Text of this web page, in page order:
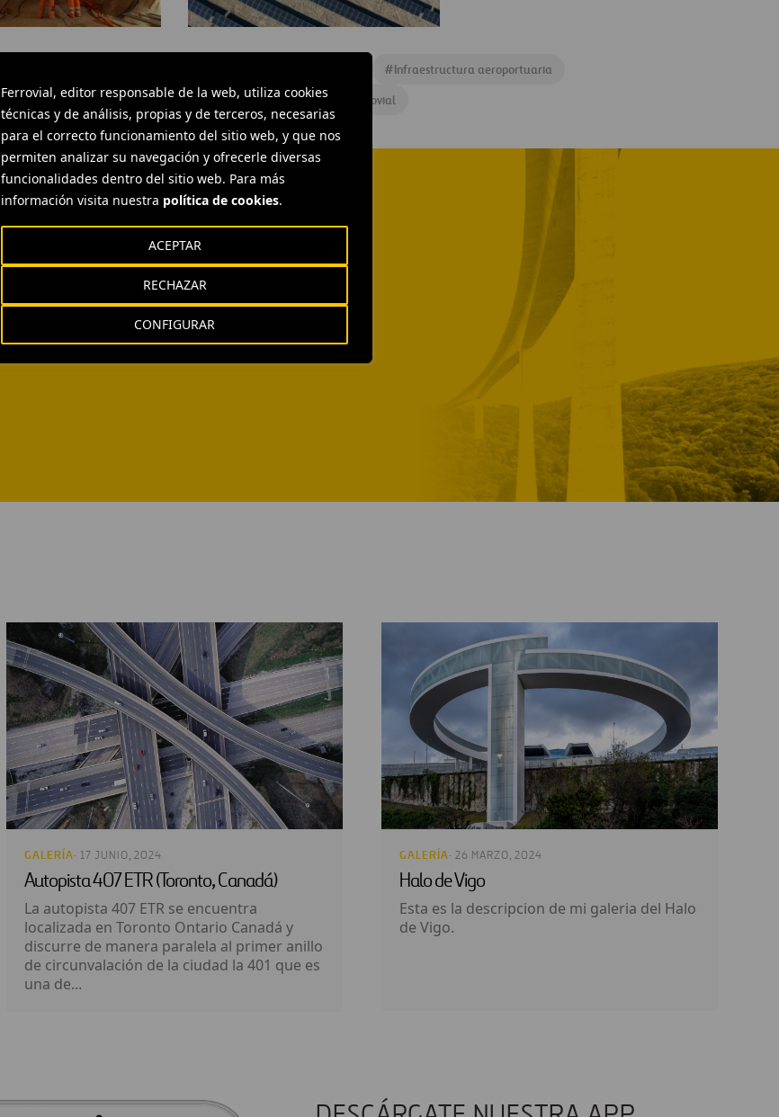
Ferrovial, editor responsable de la web, utiliza cookies
técnicas y de análisis, propias y de terceros, necesarias
para el correcto funcionamiento del sitio web, y que nos
permiten analizar su navegación y ofrecerle diversas
funcionalidades dentro del sitio web. Para más
información visita nuestra política de cookies.
CONFIGURAR
RECHAZAR
ACEPTAR
26
July
2013.
solar
El
Berrocal
Solar
PV.
Sevilla,
España
#Infraestructura aeroportuaria
#Obras viarias #Proyectos # Puentes #Tuneles Ferrovial
EXTERNAL COMMUNICATION
AND MEDIA RELATIONS
Isabel Muñoz Torres
GALERÍA· 17 JUNIO, 2024
Autopista 407 ETR (Toronto, Canadá)
La autopista 407 ETR se encuentra
localizada en Toronto Ontario Canadá y
discurre de manera paralela al primer anillo
de circunvalación de la ciudad la 401 que es
una de...
GALERÍA· 26 MARZO, 2024
Halo de Vigo
Esta es la descripcion de mi galeria del Halo
de Vigo.